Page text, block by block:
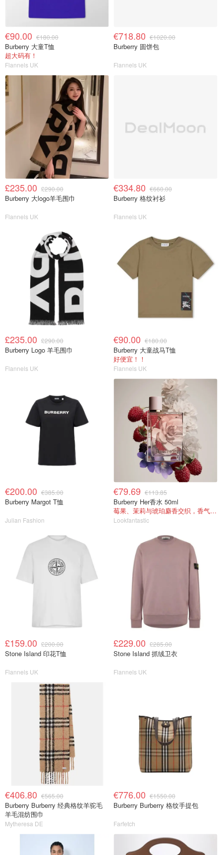
€90.00 €180.00
Burberry 大童T恤
超大码有！
Flannels UK
€718.80 €1020.00
Burberry 圆饼包
Flannels UK
£235.00 £290.00
Burberry 大logo羊毛围巾
Flannels UK
€334.80 €660.00
Burberry 格纹衬衫
Flannels UK
£235.00 £290.00
Burberry Logo 羊毛围巾
Flannels UK
€90.00 €180.00
Burberry 大童战马T恤
好便宜！！
Flannels UK
€200.00 €385.00
Burberry Margot T恤
Julian Fashion
€79.69 €113.85
Burberry Her香水 50ml
莓果、茉莉与琥珀麝香交织，香气甜美
Lookfantastic
£159.00 £200.00
Stone Island 印花T恤
Flannels UK
£229.00 £285.00
Stone Island 抓绒卫衣
Flannels UK
€406.80 €565.00
Burberry Burberry 经典格纹羊驼毛
羊毛混纺围巾
Mytheresa DE
€776.00 €1550.00
Burberry Burberry 格纹手提包
Farfetch